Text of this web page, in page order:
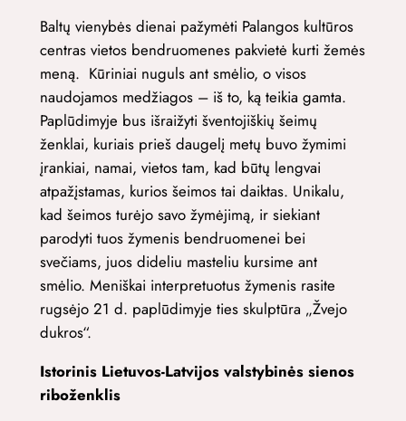
Baltų vienybės dienai pažymėti Palangos kultūros
centras vietos bendruomenes pakvietė kurti žemės
meną. Kūriniai nuguls ant smėlio, o visos
naudojamos medžiagos – iš to, ką teikia gamta.
Paplūdimyje bus išraižyti šventojiškių šeimų
ženklai, kuriais prieš daugelį metų buvo žymimi
įrankiai, namai, vietos tam, kad būtų lengvai
atpažįstamas, kurios šeimos tai daiktas. Unikalu,
kad šeimos turėjo savo žymėjimą, ir siekiant
parodyti tuos žymenis bendruomenei bei
svečiams, juos dideliu masteliu kursime ant
smėlio. Meniškai interpretuotus žymenis rasite
rugsėjo 21 d. paplūdimyje ties skulptūra „Žvejo
dukros“.
Istorinis Lietuvos-Latvijos valstybinės sienos
riboženklis